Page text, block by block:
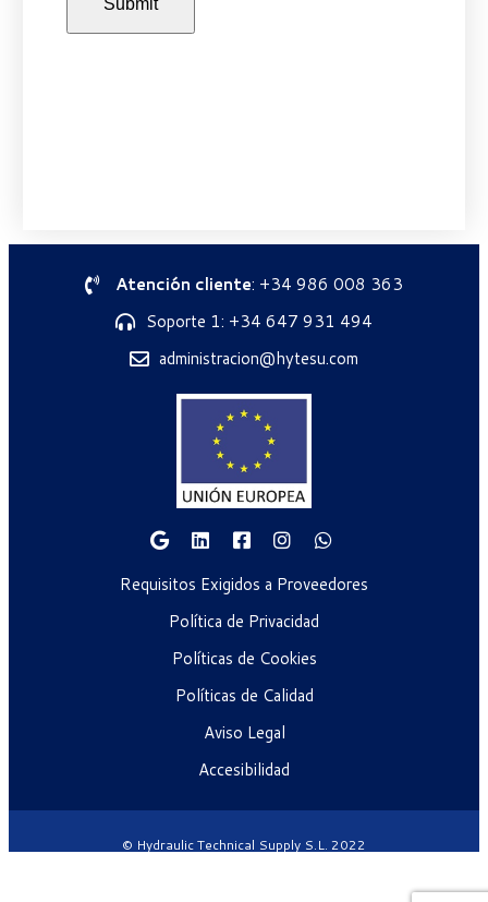
Atención cliente: +34 986 008 363
Soporte 1: +34 647 931 494
administracion@hytesu.com
Requisitos Exigidos a Proveedores
Política de Privacidad
Políticas de Cookies
Políticas de Calidad
Aviso Legal
Accesibilidad
© Hydraulic Technical Supply S.L. 2022